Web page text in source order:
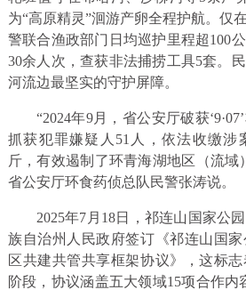
为“高原精灵”洄游产卵全程护航。仅
警联合渔政部门日均巡护里程超100
30余人次，查获非法捕捞工具5套。
河流边最坚实的守护屏障。
“2024年9月，省公安厅破获
抓获犯罪嫌疑人51人，依法收缴涉
斤，有效遏制了环青海湖地区（流域
省公安厅环食药侦总队民警张涛说。
2025年7月18日，祁连山国家公
族自治州人民政府签订《祁连山国
区共建共管共享框架协议》，这标
阶段，协议涵盖五大领域15项合作内